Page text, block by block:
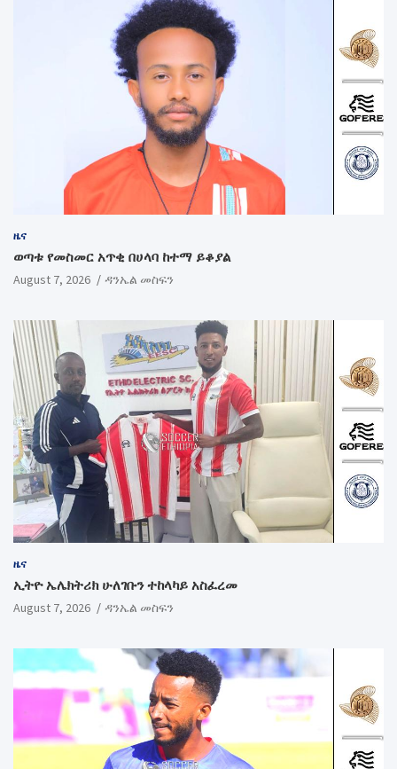
ዜና
ወጣቱ የመስመር አጥቂ በሀላባ ከተማ ይቆያል
August 7, 2026 ዳንኤል መስፍን
ዜና
ኢትዮ ኤሌክትሪክ ሁለገቡን ተከላካይ አስፈረመ
August 7, 2026 ዳንኤል መስፍን